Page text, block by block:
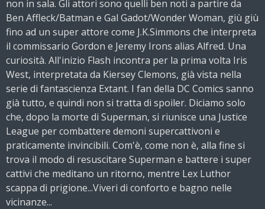
non in sala. Gli attori sono quelli ben noti a partire da
Ben Affleck/Batman e Gal Gadot/Wonder Woman, giù giù
fino ad un super attore come J.K.Simmons che interpreta
il commissario Gordon e Jeremy Irons alias Alfred. Una
curiosità. All'inizio Flash incontra per la prima volta Iris
West, interpretata da Kiersey Clemons, già vista nella
serie di fantascienza Extant. I fan della DC Comics sanno
già tutto, e quindi non si tratta di spoiler. Diciamo solo
che, dopo la morte di Superman, si riunisce una Justice
League per combattere demoni supercattivoni e
praticamente invincibili. Com'è, come non è, alla fine si
trova il modo di resuscitare Superman e battere i super
cattivi che meditano un ritorno, mentre Lex Luthor
scappa di prigione...Viveri di conforto e bagno nelle
vicinanze...